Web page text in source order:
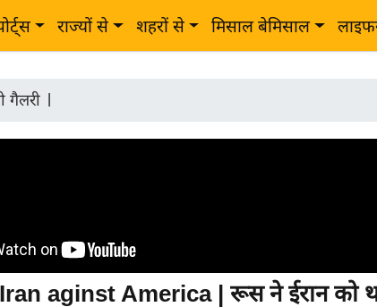
राज्यों से शहरों से मिसाल बेमिसाल
गैलरी
aginst America | रूस ने ईरान को